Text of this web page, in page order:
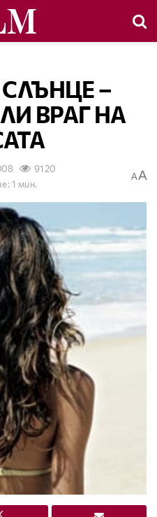
–
ВРАГ НА
9120
1 мин.
AA